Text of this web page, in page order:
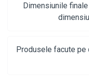
Dimensiunile
Produsele facute pe